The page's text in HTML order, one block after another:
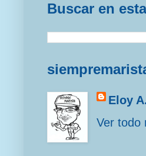
Buscar en
Eloy
Ver todo